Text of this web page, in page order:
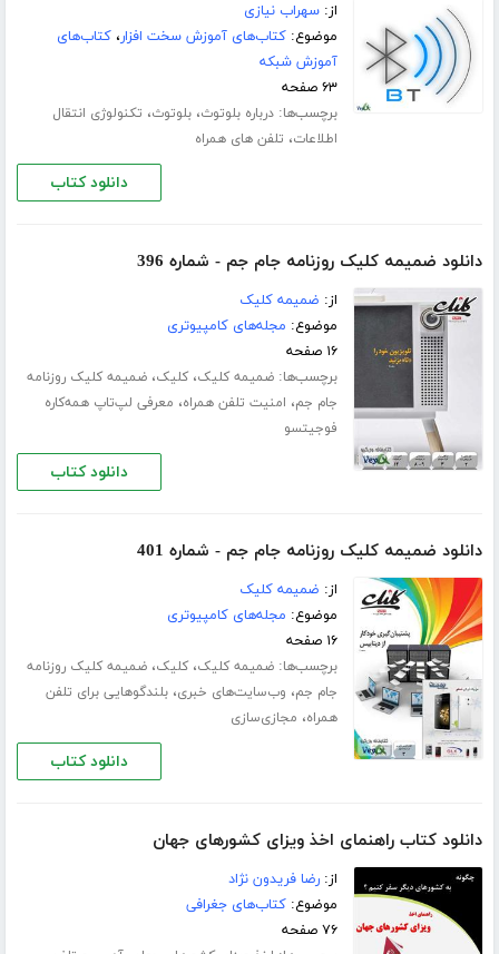
از:سهراب نیازی
موضوع:کتاب‌های آموزش سخت افزار،کتاب‌های
آموزش شبکه
۶۳ صفحه
برچسب‌ها:درباره بلوتوث،بلوتوث، تکنولوژی انتقال
اطلاعات، تلفن های همراه
دانلود کتاب
دانلود ضمیمه کلیک روزنامه جام جم - شماره 396
از: ضمیمه کلیک
موضوع: مجله‌های کامپیوتری
۱۶ صفحه
برچسب‌ها:ضمیمه کلیک،کلیک،ضمیمه کلیک روزنامه
جام جم، امنیت تلفن همراه، معرفی لپ‌تاپ همه‌کاره
فوجیتسو
دانلود کتاب
دانلود ضمیمه کلیک روزنامه جام جم - شماره 401
از: ضمیمه کلیک
موضوع: مجله‌های کامپیوتری
۱۶ صفحه
برچسب‌ها:ضمیمه کلیک،کلیک،ضمیمه کلیک روزنامه
جام جم، وب‌سایت‌های خبری،بلندگوهایی برای تلفن
همراه، مجازی‌سازی
دانلود کتاب
دانلود کتاب راهنمای اخذ ویزای کشورهای جهان
از:رضا فریدون نژاد
موضوع:کتاب‌های جغرافی
۷۶ صفحه